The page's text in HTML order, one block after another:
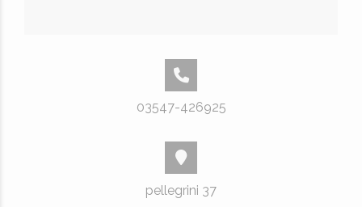
03547-426925
pellegrini 37